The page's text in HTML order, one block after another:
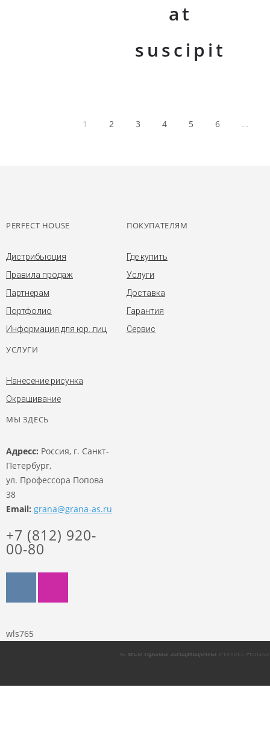
at
suscipit
Пред.1 2 3 4 5 6 …
PERFECT HOUSE
Дистрибьюция
Правила продаж
Партнерам
Портфолио
Информация для юр. лиц
ПОКУПАТЕЛЯМ
Где купить
Услуги
Доставка
Гарантия
Сервис
УСЛУГИ
Нанесение рисунка
Окрашивание
МЫ ЗДЕСЬ
Адресс: Россия, г. Санкт-
Петербург,
ул. Профессора Попова
38
Email: grana@grana-as.ru
+7 (812) 920-
00-80
wls765
© Все права защищены Perfect